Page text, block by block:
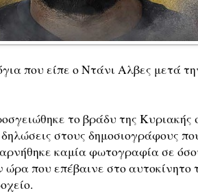
που είπε ο Ντάνι Αλβες μετά
το βράδυ της
στους δημοσιογράφους
καμία φωτογραφία σε
που επέβαινε στο αυτοκίνητο